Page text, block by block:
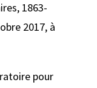
1863-
2017, à
pour